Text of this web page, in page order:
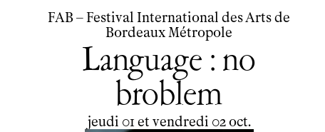
FAB – Festival International des Arts de
Bordeaux Métropole
Language : no
broblem
du
jeudi
jeudi 01et au
vendredi
vendredi 02octobre
oct.